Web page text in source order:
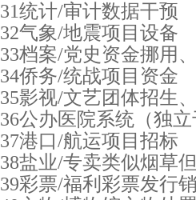
31统计/审计数据干预
32气象/地震项目设备
33档案/党史资金挪用
34侨务/统战项目资金
35影视/文艺团体招生
36公办医院系统（独
37港口/航运项目招标
38盐业/专卖类似烟草
39彩票/福利彩票发行